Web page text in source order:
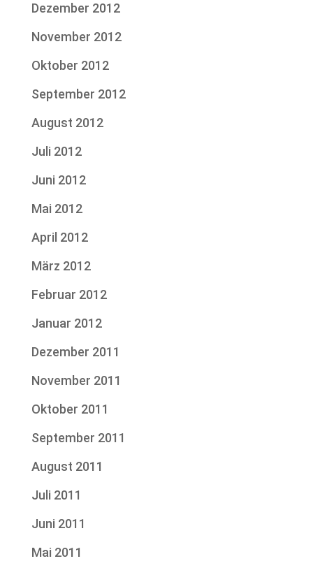
Dezember 2012
November 2012
Oktober 2012
September 2012
August 2012
Juli 2012
Juni 2012
Mai 2012
April 2012
März 2012
Februar 2012
Januar 2012
Dezember 2011
November 2011
Oktober 2011
September 2011
August 2011
Juli 2011
Juni 2011
Mai 2011